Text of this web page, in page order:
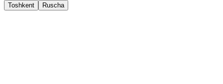
Toshkent Ruscha